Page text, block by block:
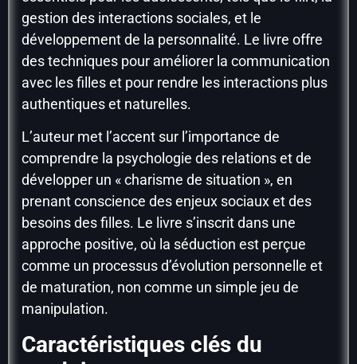
gestion des interactions sociales, et le
développement de la personnalité. Le livre offre
des techniques pour améliorer la communication
avec les filles et pour rendre les interactions plus
authentiques et naturelles.
L’auteur met l’accent sur l’importance de
comprendre la psychologie des relations et de
développer un « charisme de situation », en
prenant conscience des enjeux sociaux et des
besoins des filles. Le livre s’inscrit dans une
approche positive, où la séduction est perçue
comme un processus d’évolution personnelle et
de maturation, non comme un simple jeu de
manipulation.
Caractéristiques clés du